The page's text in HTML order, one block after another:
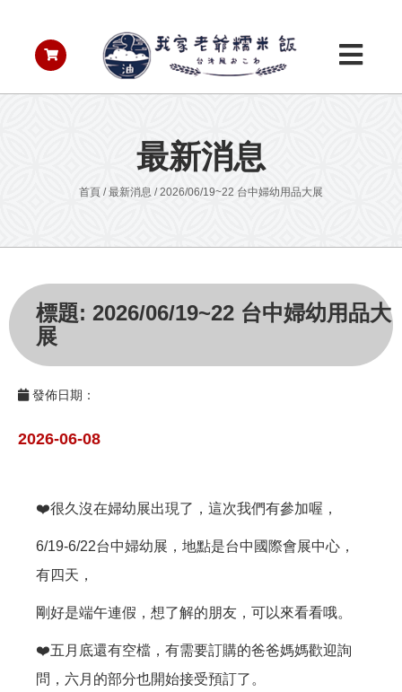
最新消息
首頁 /最新消息 /2026/06/19~22 台中婦幼用品大展
標題: 2026/06/19~22 台中婦幼用品大
展
發佈日期：
2026-06-08
❤️很久沒在婦幼展出現了，這次我們有參加喔，
6/19-6/22台中婦幼展，地點是台中國際會展中心，
有四天，
剛好是端午連假，想了解的朋友，可以來看看哦。
❤️五月底還有空檔，有需要訂購的爸爸媽媽歡迎詢
問，六月的部分也開始接受預訂了。